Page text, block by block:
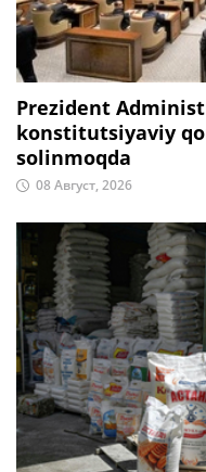
Prezident
konstitutsiyaviy
solinmoqda
08 Август, 2026